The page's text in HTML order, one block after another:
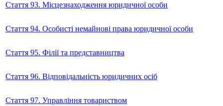
Стаття 93. Місцезнаходження юридичної особи
Стаття 94. Особисті немайнові права юридичної особи
Стаття 95. Філії та представництва
Стаття 96. Відповідальність юридичних осіб
Стаття 97. Управління товариством